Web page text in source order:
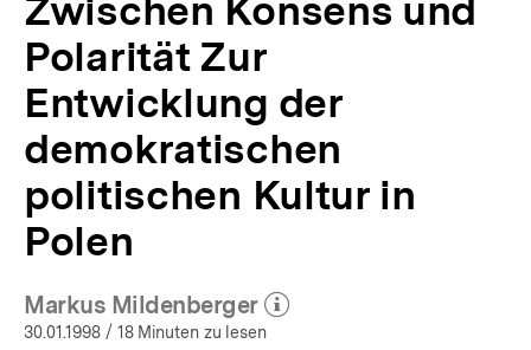
Zwischen Konsens und
Polarität Zur
Entwicklung der
demokratischen
politischen Kultur in
Polen
Markus Mildenberger
(Mehr zum Autor)
öffnen
30.01.1998 / 18 Minuten zu lesen